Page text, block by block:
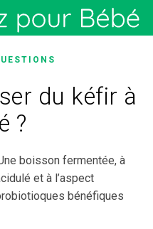
du kéfir à
?
boisson fermentée, à
et à l’aspect
bénéfiques